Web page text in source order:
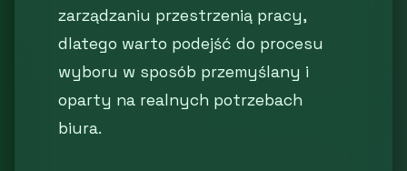
zarządzaniu przestrzenią pracy,
dlatego warto podejść do procesu
wyboru w sposób przemyślany i
oparty na realnych potrzebach
biura.